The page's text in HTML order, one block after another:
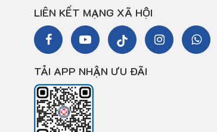
LIÊN KẾT MẠNG XÃ HỘI
TẢI APP NHẬN ƯU ĐÃI